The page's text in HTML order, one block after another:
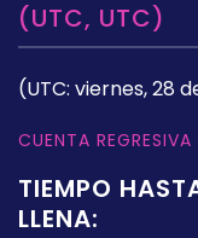
(UTC, UTC)
(UTC: viernes, 28
CUENTA
TIEMPO
LLENA: